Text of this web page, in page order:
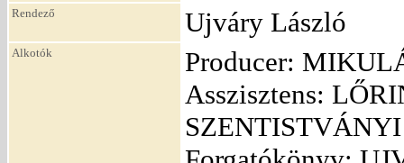
Rendező Ujváry László
Alkotók
Producer:
Asszisztens: